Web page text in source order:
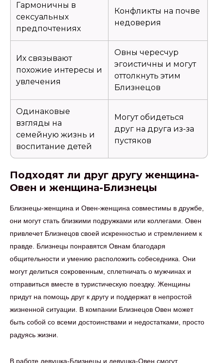
Гармоничны в
сексуальных
предпочтениях
Конфликты на почве
недоверия
Их связывают
похожие интересы и
увлечения
Овны чересчур
эгоистичны и могут
оттолкнуть этим
Близнецов
Одинаковые
взгляды на
семейную жизнь и
воспитание детей
Могут обидеться
друг на друга из-за
пустяков
Подходят ли друг другу женщина-
Овен и женщина-Близнецы
Близнецы-женщина и Овен-женщина совместимы в дружбе,
они могут стать близкими подружками или коллегами. Овен
привлечет Близнецов своей искренностью и стремлением к
правде. Близнецы понравятся Овнам благодаря
общительности и умению расположить собеседника. Они
могут делиться сокровенным, сплетничать о мужчинах и
отправиться вместе в туристическую поездку. Женщины
придут на помощь друг к другу и поддержат в непростой
жизненной ситуации. В компании Близнецов Овен может
быть собой со всеми достоинствами и недостатками, просто
радуясь жизни.
В работе девушка-Близнецы и девушка-Овен смогут